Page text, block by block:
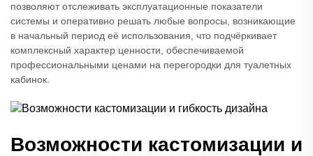
позволяют отслеживать эксплуатационные показатели
системы и оперативно решать любые вопросы, возникающие
в начальный период её использования, что подчёркивает
комплексный характер ценности, обеспечиваемой
профессиональными ценами на перегородки для туалетных
кабинок.
Возможности кастомизации и